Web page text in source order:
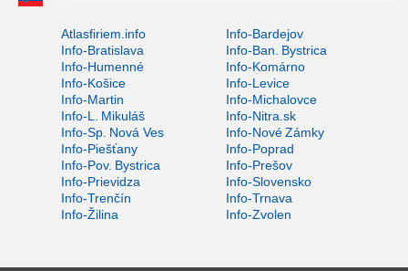
Atlasfiriem.info
Info-Bardejov
Info-Bratislava
Info-Ban. Bystrica
Info-Humenné
Info-Komárno
Info-Košice
Info-Levice
Info-Martin
Info-Michalovce
Info-L. Mikuláš
Info-Nitra.sk
Info-Sp. Nová Ves
Info-Nové Zámky
Info-Piešťany
Info-Poprad
Info-Pov. Bystrica
Info-Prešov
Info-Prievidza
Info-Slovensko
Info-Trenčín
Info-Trnava
Info-Žilina
Info-Zvolen